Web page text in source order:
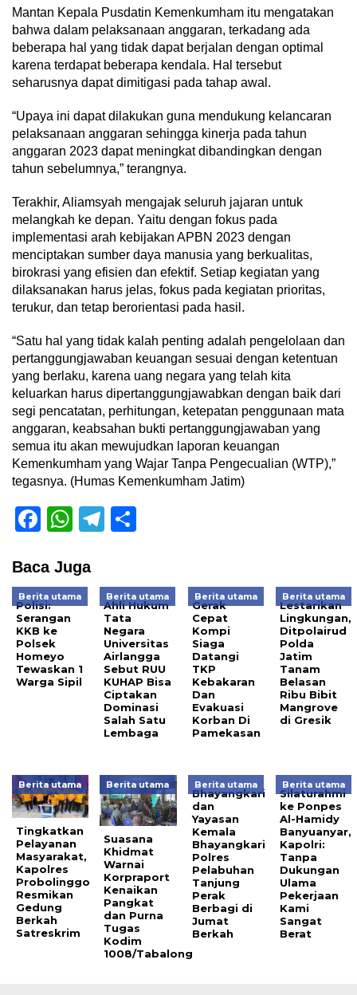
Mantan Kepala Pusdatin Kemenkumham itu mengatakan
bahwa dalam pelaksanaan anggaran, terkadang ada
beberapa hal yang tidak dapat berjalan dengan optimal
karena terdapat beberapa kendala. Hal tersebut
seharusnya dapat dimitigasi pada tahap awal.
“Upaya ini dapat dilakukan guna mendukung kelancaran
pelaksanaan anggaran sehingga kinerja pada tahun
anggaran 2023 dapat meningkat dibandingkan dengan
tahun sebelumnya,” terangnya.
Terakhir, Aliamsyah mengajak seluruh jajaran untuk
melangkah ke depan. Yaitu dengan fokus pada
implementasi arah kebijakan APBN 2023 dengan
menciptakan sumber daya manusia yang berkualitas,
birokrasi yang efisien dan efektif. Setiap kegiatan yang
dilaksanakan harus jelas, fokus pada kegiatan prioritas,
terukur, dan tetap berorientasi pada hasil.
“Satu hal yang tidak kalah penting adalah pengelolaan dan
pertanggungjawaban keuangan sesuai dengan ketentuan
yang berlaku, karena uang negara yang telah kita
keluarkan harus dipertanggungjawabkan dengan baik dari
segi pencatatan, perhitungan, ketepatan penggunaan mata
anggaran, keabsahan bukti pertanggungjawaban yang
semua itu akan mewujudkan laporan keuangan
Kemenkumham yang Wajar Tanpa Pengecualian (WTP),”
tegasnya. (Humas Kemenkumham Jatim)
Facebook
WhatsApp
Telegram
Baca Juga
Berita utama
Polisi:
Serangan
KKB ke
Polsek
Homeyo
Tewaskan 1
Warga Sipil
Berita utama
Ahli Hukum
Tata
Negara
Universitas
Airlangga
Sebut RUU
KUHAP Bisa
Ciptakan
Dominasi
Salah Satu
Lembaga
Berita utama
Gerak
Cepat
Kompi
Siaga
Datangi
TKP
Kebakaran
Dan
Evakuasi
Korban Di
Pamekasan
Berita utama
Lestarikan
Lingkungan,
Ditpolairud
Polda
Jatim
Tanam
Belasan
Ribu Bibit
Mangrove
di Gresik
Berita utama
Tingkatkan
Pelayanan
Masyarakat,
Kapolres
Probolinggo
Resmikan
Gedung
Berkah
Satreskrim
Berita utama
Suasana
Khidmat
Warnai
Korpraport
Kenaikan
Pangkat
dan Purna
Tugas
Kodim
1008/Tabalong
Berita utama
Bhayangkari
dan
Yayasan
Kemala
Bhayangkari
Polres
Pelabuhan
Tanjung
Perak
Berbagi di
Jumat
Berkah
Berita utama
Silaturahmi
ke Ponpes
Al-Hamidy
Banyuanyar,
Kapolri:
Tanpa
Dukungan
Ulama
Pekerjaan
Kami
Sangat
Berat